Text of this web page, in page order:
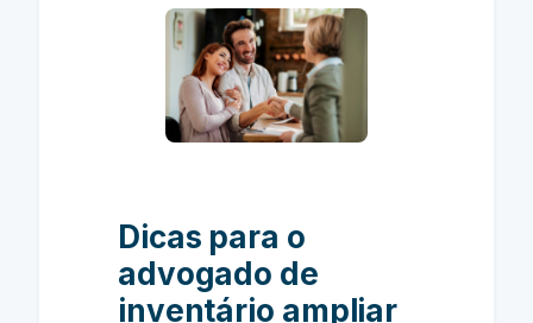
Dicas para o
advogado de
inventário ampliar